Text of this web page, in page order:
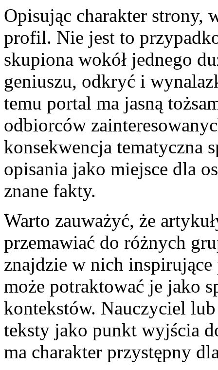
Opisując charakter strony,
profil. Nie jest to
skupiona wokół jednego
geniuszu, odkryć i
temu portal ma jasną
odbiorców
konsekwencja tematyczna
opisania jako miejsce dla
znane fakty.
Warto zauważyć, że
przemawiać do różnych
znajdzie w nich inspirujące
może potraktować je jako
kontekstów. Nauczyciel
teksty jako punkt wyjścia
ma charakter przystępny